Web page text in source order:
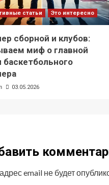
статьи Это интересно
сборной и клубов:
миф о главной
баскетбольного
03.05.2026
email не будет